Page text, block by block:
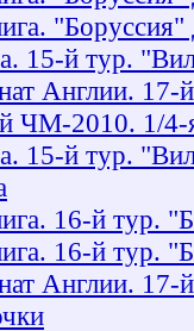
15-й тур.
Англии. 17-
ЧМ-2010. 1/4-
15-й тур.
16-й тур.
16-й тур.
Англии. 17-